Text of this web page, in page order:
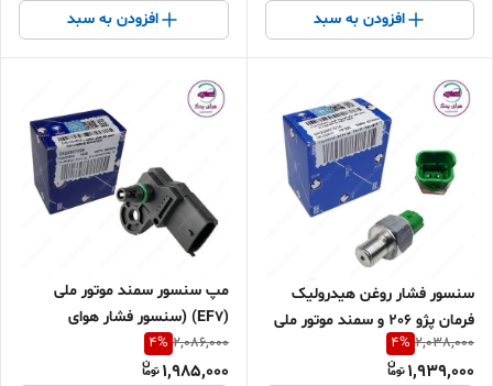
افزودن به سبد افزودن به سبد
سنسور فشار روغن هیدرولیک
فرمان پژو 206 و سمند موتور ملی
(EF7) شرکتی ایساکو اصل
0920301516
2,038,000
4%
1,939,000
مپ سنسور سمند موتور ملی
(EF7) (سنسور فشار هوای
منیفولد) (ایسیو زیمنس) شرکتی
ایساکو اصل 0920501099
2,086,000
4%
1,985,000